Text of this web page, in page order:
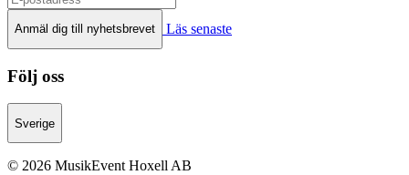
Anmäl dig till nyhetsbrevet Läs senaste
Följ oss
Sverige
© 2026 MusikEvent Hoxell AB